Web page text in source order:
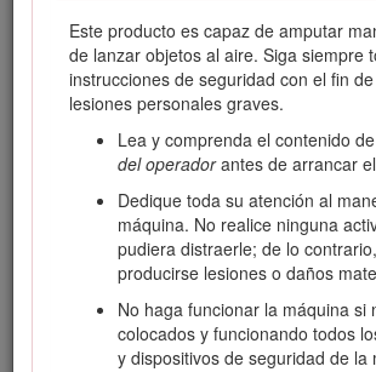
Este producto es capaz de amputar
de lanzar objetos al aire. Siga siempre
instrucciones de seguridad con el fin
lesiones personales graves.
Lea y comprenda el contenido
del operadorantes de arrancar
Dedique toda su atención al
máquina. No realice ninguna
pudiera distraerle; de lo
producirse lesiones o daños
No haga funcionar la máquina si
colocados y funcionando todos
y dispositivos de seguridad de la
rotativas, diseñada para ser usada por
profesionales contratados en aplicaciones
diseñada principalmente para cortar
en parques, campos deportivos y zonas
El uso de este producto para otros
personas.
mantener correctamente su producto, y
y daños al producto. Usted es responsable
producto de forma correcta y segura.
seguridad o información sobre accesorios,
distribuidor o para registrar su producto.